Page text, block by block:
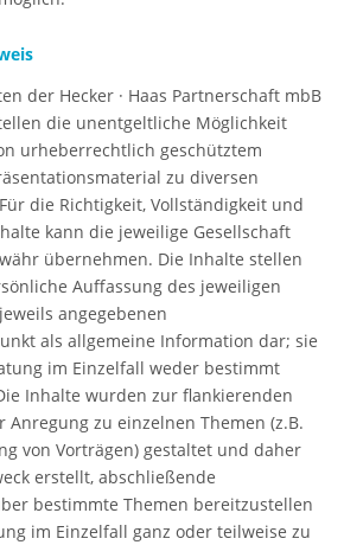
der Hecker · Haas Partnerschaft mbB
die unentgeltliche Möglichkeit
urheberrechtlich geschütztem
zu diversen
die Richtigkeit, Vollständigkeit und
kann die jeweilige Gesellschaft
übernehmen. Die Inhalte stellen
Auffassung des jeweiligen
angegebenen
als allgemeine Information dar; sie
im Einzelfall weder bestimmt
Inhalte wurden zur flankierenden
Anregung zu einzelnen Themen (z.B.
von Vorträgen) gestaltet und daher
erstellt, abschließende
bestimmte Themen bereitzustellen
im Einzelfall ganz oder teilweise zu